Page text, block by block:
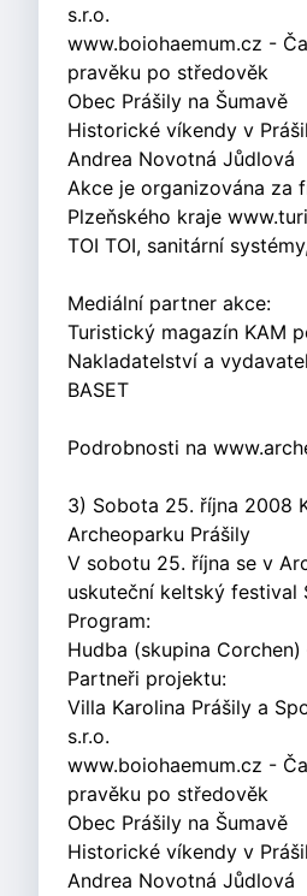
s.r.o.
www.boiohaemum.cz -
pravěku po středověk
Obec Prášily na Šumavě
Historické víkendy v
Andrea Novotná Jůdlová
Akce je organizována za
Plzeňského kraje
TOI TOI, sanitární
Mediální partner akce:
Turistický magazín KAM
Nakladatelství a
BASET
Podrobnosti na
3) Sobota 25. října 2008
Archeoparku Prášily
V sobotu 25. října se v
uskuteční keltský festival
Program:
Hudba (skupina
Partneři projektu:
Villa Karolina Prášily a
s.r.o.
www.boiohaemum.cz -
pravěku po středověk
Obec Prášily na Šumavě
Historické víkendy v
Andrea Novotná Jůdlová